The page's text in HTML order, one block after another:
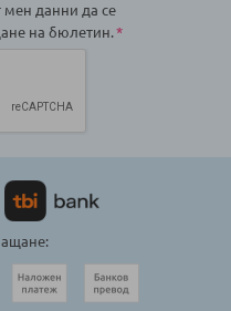
мен данни да се
на бюлетин.